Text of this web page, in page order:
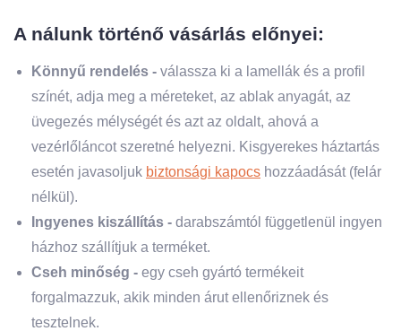
A nálunk történő vásárlás előnyei:
Könnyű rendelés - válassza ki a lamellák és a profil
színét, adja meg a méreteket, az ablak anyagát, az
üvegezés mélységét és azt az oldalt, ahová a
vezérlőláncot szeretné helyezni. Kisgyerekes háztartás
esetén javasoljuk biztonsági kapocs hozzáadását (felár
nélkül).
Ingyenes kiszállítás - darabszámtól függetlenül ingyen
házhoz szállítjuk a terméket.
Cseh minőség - egy cseh gyártó termékeit
forgalmazzuk, akik minden árut ellenőriznek és
tesztelnek.